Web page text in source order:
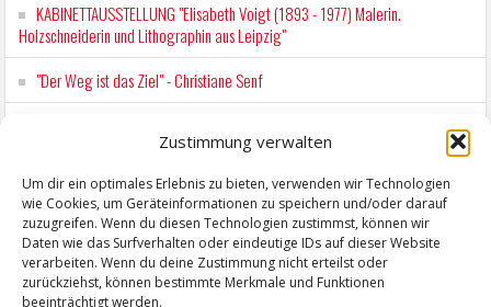
Zustimmung verwalten
Um dir ein optimales Erlebnis zu bieten, verwenden wir Technologien
wie Cookies, um Geräteinformationen zu speichern und/oder darauf
zuzugreifen. Wenn du diesen Technologien zustimmst, können wir
Daten wie das Surfverhalten oder eindeutige IDs auf dieser Website
verarbeiten. Wenn du deine Zustimmung nicht erteilst oder
zurückziehst, können bestimmte Merkmale und Funktionen
beeinträchtigt werden.
KABINETTAUSSTELLUNG "Elisabeth Voigt (1893 - 1977) Malerin.
Holzschneiderin und Lithographin aus Leipzig"
"Der Weg ist das Ziel" - Christiane Senf
Mit der Drahtseilbahn zur ZENTRALSTATION